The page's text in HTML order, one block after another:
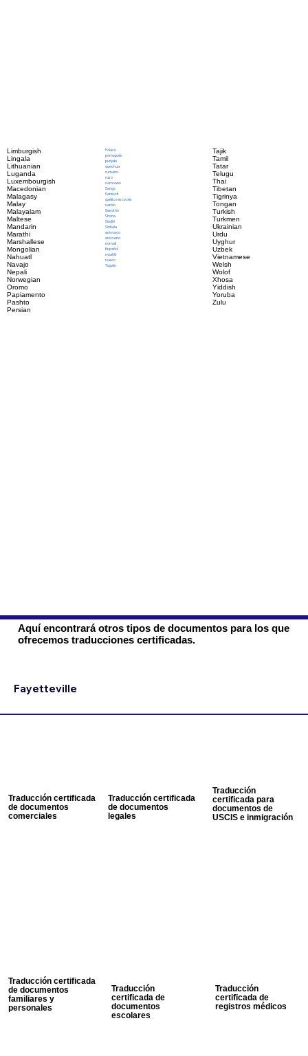
Limburgish
Lingala
Lithuanian
Luganda
Luxembourgish
Macedonian
Malagasy
Malay
Malayalam
Maltese
Mandarin
Marathi
Marshallese
Mongolian
Nahuatl
Navajo
Nepali
Norwegian
Oromo
Papiamento
Pashto
Persian
Polaco
portugués
punjabi
quechua
rumano
ruso
samoano
Sango
Sanskrit
gaélico escocés
serbio
Sesotho
Shona
Sindhi
Sinhala
eslovaco
esloveno
somalí
Español
swahili
sueco
Tagalo
Tajik
Tamil
Tatar
Telugu
Thai
Tibetan
Tigrinya
Tongan
Turkish
Turkmen
Ukrainian
Urdu
Uyghur
Uzbek
Vietnamese
Welsh
Wolof
Xhosa
Yiddish
Yoruba
Zulu
Aquí encontrará otros tipos de documentos para los que
ofrecemos traducciones certificadas.
Fayetteville
Traducción certificada
de documentos
comerciales
Traducción certificada
de documentos
familiares y
personales
Traducción certificada
de documentos
legales
Traducción
certificada de
documentos
escolares
Traducción
certificada para
documentos de
USCIS e inmigración
Traducción
certificada de
registros médicos